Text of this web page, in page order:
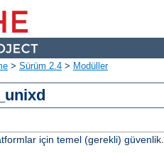
> Sürüm 2.4 > Modüller
için temel (gerekli) güvenlik.